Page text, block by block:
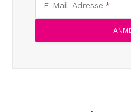
E-Mail-Adresse